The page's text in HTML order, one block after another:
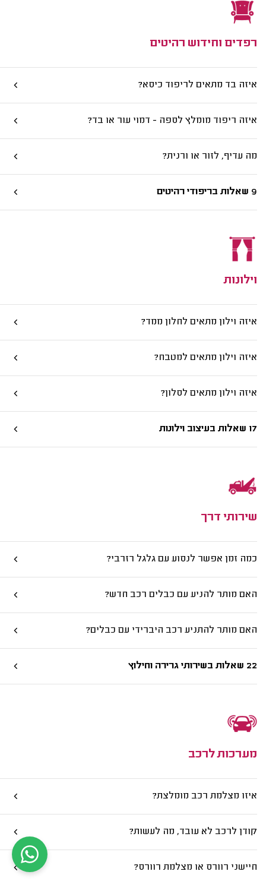
רפדים וחידוש רהיטים
איזה בד מתאים לריפוד כיסא?
איזה ריפוד מומלץ לספה - דמוי עור או בד?
מה עדיף, לזור או ורנית?
9 שאלות בריפודי רהיטים
וילונות
איזה וילון מתאים לחלון ממד?
איזה וילון מתאים למטבח?
איזה וילון מתאים לסלון?
17 שאלות בעיצוב וילונות
שירותי דרך
כמה זמן אפשר לנסוע עם גלגל רזרבי?
האם מותר להניע עם כבלים רכב חדש?
האם מותר להתניע רכב היברידי עם כבלים?
22 שאלות בשירותי גרירה וחילוץ
מערכות לרכב
איזו מצלמת רכב מומלצת?
קודן לרכב לא עובד, מה לעשות?
חיישני רוורס או מצלמת רוורס?